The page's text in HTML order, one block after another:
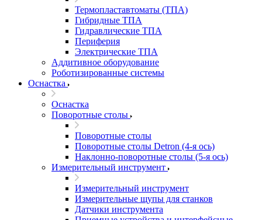
Термопластавтоматы (ТПА)
Гибридные ТПА
Гидравлические ТПА
Периферия
Электрические ТПА
Аддитивное оборудование
Роботизированные системы
Оснастка
Оснастка
Поворотные столы
Поворотные столы
Поворотные столы Detron (4-я ось)
Наклонно-поворотные столы (5-я ось)
Измерительный инструмент
Измерительный инструмент
Измерительные щупы для станков
Датчики инструмента